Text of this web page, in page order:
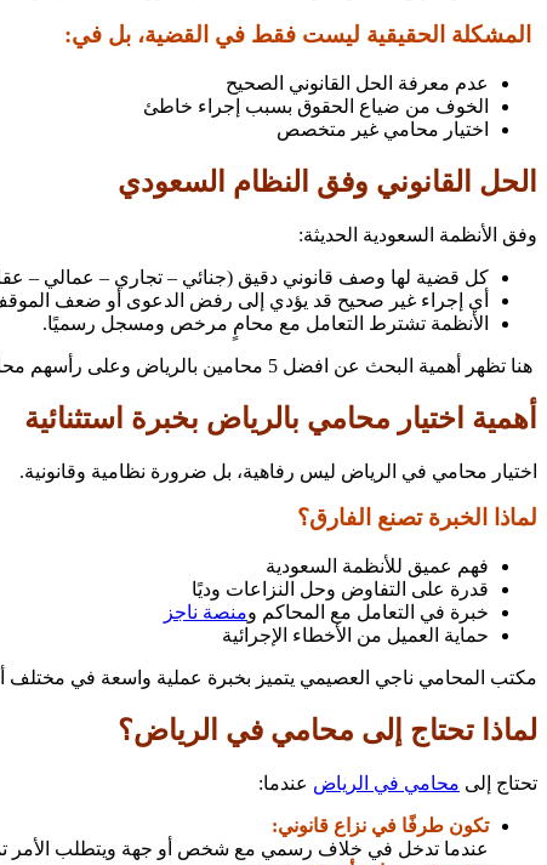
المشكلة الحقيقية ليست فقط في القضية، بل في:
عدم معرفة الحل القانوني الصحيح
الخوف من ضياع الحقوق بسبب إجراء خاطئ
اختيار محامي غير متخصص
الحل القانوني وفق النظام السعودي
وفق الأنظمة السعودية الحديثة:
كل قضية لها وصف قانوني دقيق (جنائي – تجاري – عمالي –
أي إجراء غير صحيح قد يؤدي إلى رفض الدعوى أو ضعف الموقف
الأنظمة تشترط التعامل مع محامٍ مرخص ومسجل رسميًا.
هنا تظهر أهمية البحث عن افضل 5 محامين بالرياض وعلى رأسهم محامي متخصص مثل
أهمية اختيار محامي بالرياض بخبرة استثنائية
اختيار محامي في الرياض ليس رفاهية، بل ضرورة نظامية وقانونية.
لماذا الخبرة تصنع الفارق؟
فهم عميق للأنظمة السعودية
قدرة على التفاوض وحل النزاعات وديًا
خبرة في التعامل مع المحاكم ومنصة ناجز
حماية العميل من الأخطاء الإجرائية
مكتب المحامي ناجي العصيمي يتميز بخبرة عملية واسعة في مختلف أنواع القضايا،
لماذا تحتاج إلى محامي في الرياض؟
تحتاج إلى محامي في الرياض عندما:
تكون طرفًا في نزاع قانوني:
عندما تدخل في خلاف رسمي مع شخص أو جهة ويتطلب الأمر